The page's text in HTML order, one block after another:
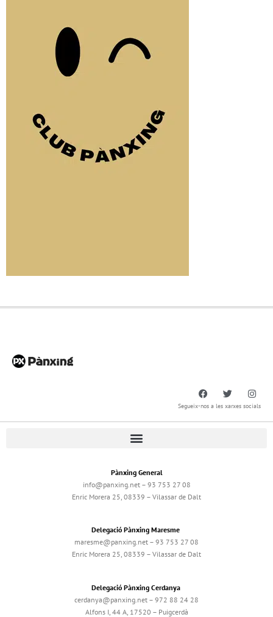
Segueix-nos a les xarxes socials
Pànxing General
info@panxing.net – 93 753 27 08
Enric Morera 25, 08339 – Vilassar de Dalt
Delegació Pànxing Maresme
maresme@panxing.net – 93 753 27 08
Enric Morera 25, 08339 – Vilassar de Dalt
Delegació Pànxing Cerdanya
cerdanya@panxing.net – 972 88 24 28
Alfons I, 44 A, 17520 – Puigcerdà